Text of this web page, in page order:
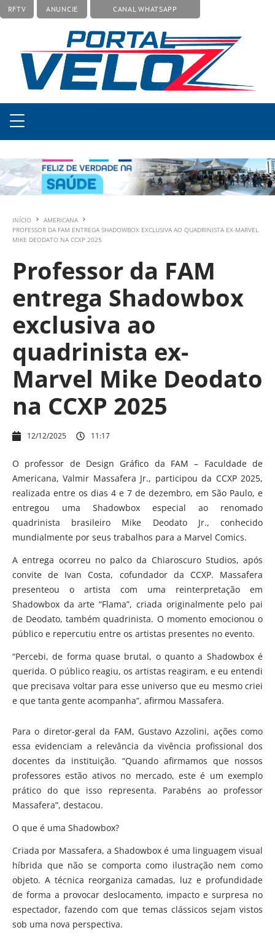
RFTV ANUNCIE CANAL WHATSAPP
INÍCIO
AMERICANA
PROFESSOR DA FAM ENTREGA SHADOWBOX EXCLUSIVA AO QUADRINISTA EX-MARVEL
MIKE DEODATO NA CCXP 2025
Professor da FAM
entrega Shadowbox
exclusiva ao
quadrinista ex-
Marvel Mike Deodato
na CCXP 2025
12/12/2025 11:17
O professor de Design Gráfico da FAM – Faculdade de
Americana, Valmir Massafera Jr., participou da CCXP 2025,
realizada entre os dias 4 e 7 de dezembro, em São Paulo, e
entregou uma Shadowbox especial ao renomado
quadrinista brasileiro Mike Deodato Jr., conhecido
mundialmente por seus trabalhos para a Marvel Comics.
A entrega ocorreu no palco da Chiaroscuro Studios, após
convite de Ivan Costa, cofundador da CCXP. Massafera
presenteou o artista com uma reinterpretação em
Shadowbox da arte “Flama”, criada originalmente pelo pai
de Deodato, também quadrinista. O momento emocionou o
público e repercutiu entre os artistas presentes no evento.
“Percebi, de forma quase brutal, o quanto a Shadowbox é
querida. O público reagiu, os artistas reagiram, e eu entendi
que precisava voltar para esse universo que eu mesmo criei
e que tanta gente acompanha”, afirmou Massafera.
Para o diretor-geral da FAM, Gustavo Azzolini, ações como
essa evidenciam a relevância da vivência profissional dos
docentes da instituição. “Quando afirmamos que nossos
professores estão ativos no mercado, este é um exemplo
prático do que isso representa. Parabéns ao professor
Massafera”, destacou.
O que é uma Shadowbox?
Criada por Massafera, a Shadowbox é uma linguagem visual
híbrida que não se comporta como ilustração nem como
objeto. A técnica reorganiza camadas, luz e profundidade
de forma a provocar deslocamento, impacto e surpresa no
espectador, fazendo com que temas clássicos sejam vistos
sob uma nova perspectiva.